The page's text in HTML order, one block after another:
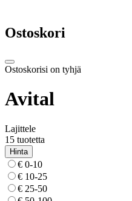
Ostoskori
Ostoskorisi on tyhjä
Avital
Lajittele
15 tuotetta
Hinta
€ 0-10
€ 10-25
€ 25-50